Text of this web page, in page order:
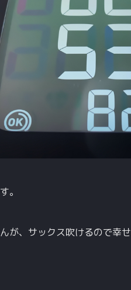
。
が、サックス吹けるので幸せ